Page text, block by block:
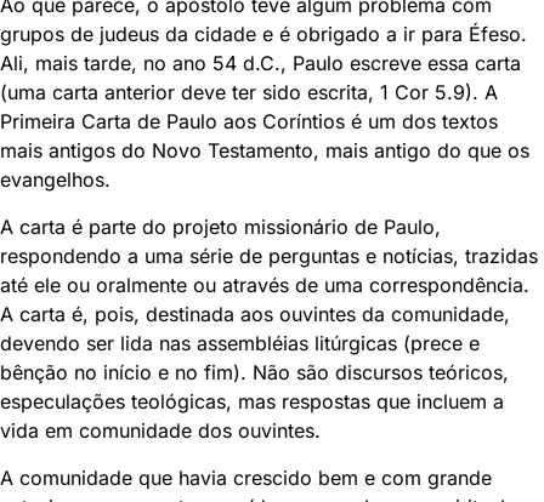
grupos de judeus da cidade e é obrigado a ir para Éfeso.
Ali, mais tarde, no ano 54 d.C., Paulo escreve essa carta
(uma carta anterior deve ter sido escrita, 1 Cor 5.9). A
Primeira Carta de Paulo aos Coríntios é um dos textos
mais antigos do Novo Testamento, mais antigo do que os
evangelhos.
A carta é parte do projeto missionário de Paulo,
respondendo a uma série de perguntas e notícias, trazidas
até ele ou oralmente ou através de uma correspondência.
A carta é, pois, destinada aos ouvintes da comunidade,
devendo ser lida nas assembléias litúrgicas (prece e
bênção no início e no fim). Não são discursos teóricos,
especulações teológicas, mas respostas que incluem a
vida em comunidade dos ouvintes.
A comunidade que havia crescido bem e com grande